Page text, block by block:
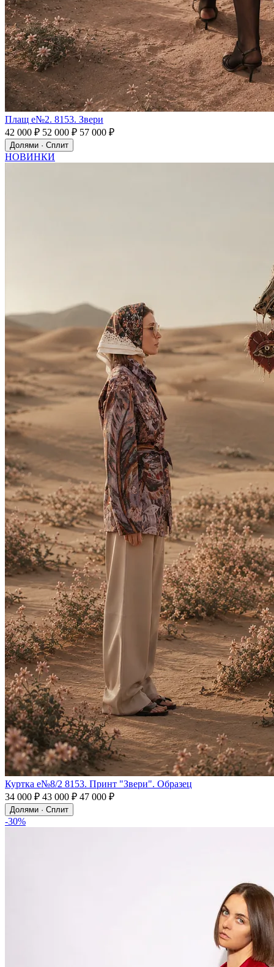
Плащ e№2. 8153. Звери
42 000 ₽ 52 000 ₽ 57 000 ₽
Долями · Сплит
НОВИНКИ
Куртка e№8/2 8153. Принт "Звери". Образец
34 000 ₽ 43 000 ₽ 47 000 ₽
Долями · Сплит
-30%